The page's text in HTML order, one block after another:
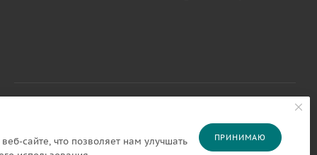
сайте, что позволяет нам улучшать
ПРИНИМАЮ